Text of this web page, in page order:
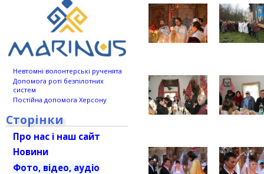
Невтомні волонтерські рученята
Допомога роті безпілотних
систем
Постійна допомога Херсону
Сторінки
Про нас і наш сайт
Новини
Фото, відео, аудіо